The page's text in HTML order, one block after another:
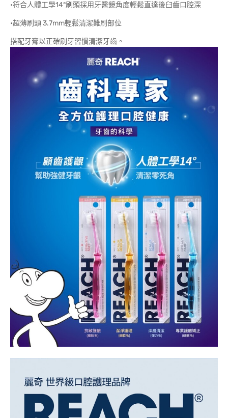
•符合人體工學14°刷頭採用牙醫鏡角度輕鬆直達後臼齒口腔深
•超薄刷頭 3.7mm輕鬆清潔難刷部位
搭配牙膏以正確刷牙習慣清潔牙齒。